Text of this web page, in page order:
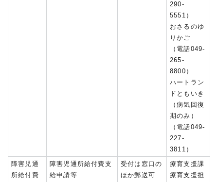
290-
5551）
おさるのゆ
りかご
（電話049-
265-
8800）
ハートラン
ドともいき
（病気回復
期のみ）
（電話049-
227-
3811）
障害児通
所給付費
障害児通所給付費支
給申請等
受付は窓口の
ほか郵送可
療育支援課
療育支援担